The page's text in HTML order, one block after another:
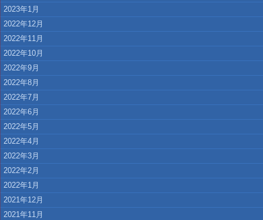
2023年1月
2022年12月
2022年11月
2022年10月
2022年9月
2022年8月
2022年7月
2022年6月
2022年5月
2022年4月
2022年3月
2022年2月
2022年1月
2021年12月
2021年11月